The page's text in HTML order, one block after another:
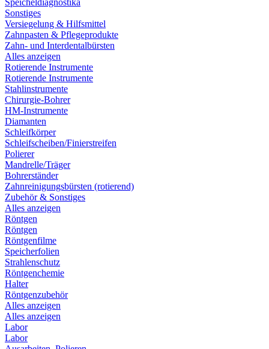
Speicheldiagnostika
Sonstiges
Versiegelung & Hilfsmittel
Zahnpasten & Pflegeprodukte
Zahn- und Interdentalbürsten
Alles anzeigen
Rotierende Instrumente
Rotierende Instrumente
Stahlinstrumente
Chirurgie-Bohrer
HM-Instrumente
Diamanten
Schleifkörper
Schleifscheiben/Finierstreifen
Polierer
Mandrelle/Träger
Bohrerständer
Zahnreinigungsbürsten (rotierend)
Zubehör & Sonstiges
Alles anzeigen
Röntgen
Röntgen
Röntgenfilme
Speicherfolien
Strahlenschutz
Röntgenchemie
Halter
Röntgenzubehör
Alles anzeigen
Alles anzeigen
Labor
Labor